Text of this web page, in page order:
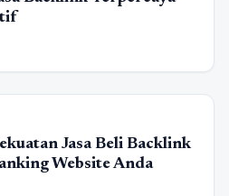
Jasa Beli Backlink
Website Anda